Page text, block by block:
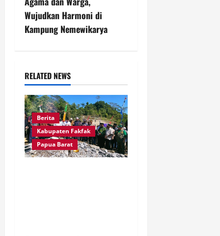
i
t
i
o
n
Wujudkan Harmoni di
Kampung Nemewikarya
RELATED NEWS
Berita
Kabupaten Fakfak
Papua Barat